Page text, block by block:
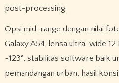
post-processing.
Opsi mid-range dengan nilai
Galaxy A54, lensa ultra-wide 12
~123°, stabilitas software baik
pemandangan urban, hasil